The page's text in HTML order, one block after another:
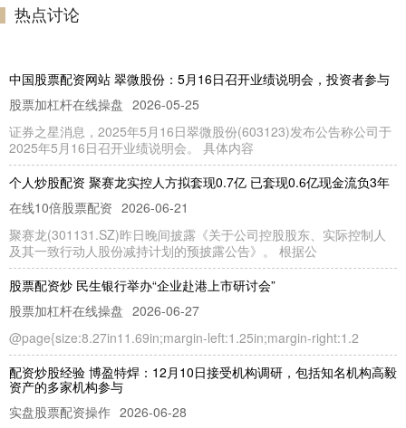
热点讨论
中国股票配资网站 翠微股份：5月16日召开业绩说明会，投资者参与
股票加杠杆在线操盘 2026-05-25
证券之星消息，2025年5月16日翠微股份(603123)发布公告称公司于
2025年5月16日召开业绩说明会。 具体内容
个人炒股配资 聚赛龙实控人方拟套现0.7亿 已套现0.6亿现金流负3年
在线10倍股票配资 2026-06-21
聚赛龙(301131.SZ)昨日晚间披露《关于公司控股股东、实际控制人
及其一致行动人股份减持计划的预披露公告》。 根据公
股票配资炒 民生银行举办“企业赴港上市研讨会”
股票加杠杆在线操盘 2026-06-27
@page{size:8.27in11.69in;margin-left:1.25in;margin-right:1.2
配资炒股经验 博盈特焊：12月10日接受机构调研，包括知名机构高毅
资产的多家机构参与
实盘股票配资操作 2026-06-28